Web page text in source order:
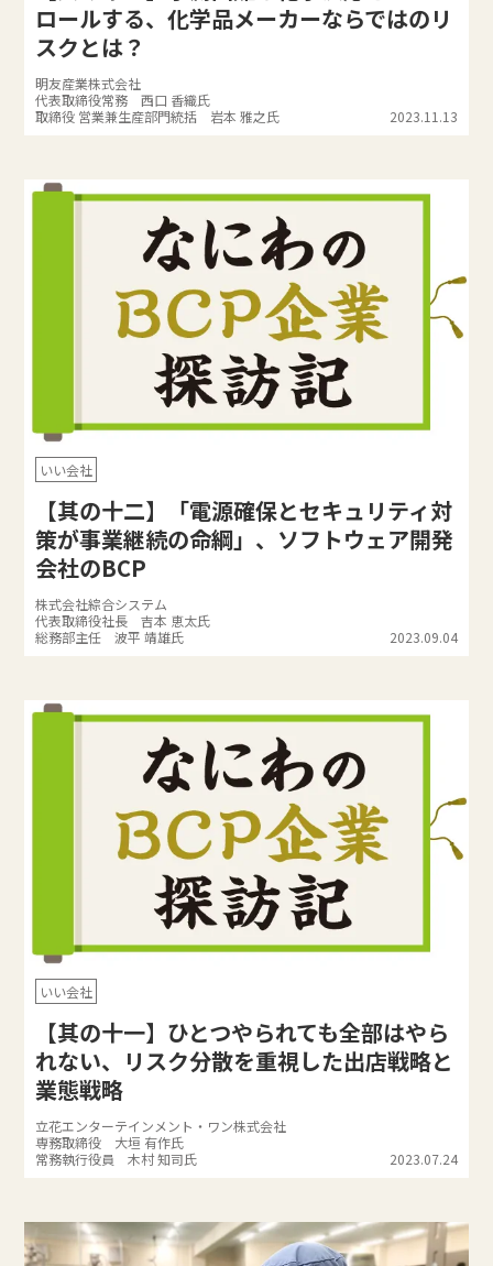
ロールする、化学品メーカーならではのリ
スクとは？
明友産業株式会社
代表取締役常務 西口 香織氏
取締役 営業兼生産部門統括 岩本 雅之氏
2023.11.13
いい会社
【其の十二】「電源確保とセキュリティ対
策が事業継続の命綱」、ソフトウェア開発
会社のBCP
株式会社綜合システム
代表取締役社長 吉本 恵太氏
総務部主任 波平 靖雄氏
2023.09.04
いい会社
【其の十一】ひとつやられても全部はやら
れない、リスク分散を重視した出店戦略と
業態戦略
立花エンターテインメント・ワン株式会社
専務取締役 大垣 有作氏
常務執行役員 木村 知司氏
2023.07.24